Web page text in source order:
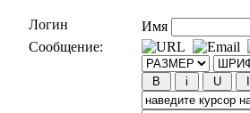
Логин
Имя
Сообщение: